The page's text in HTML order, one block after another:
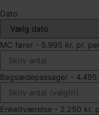
Dato
MC fører - 5.995 kr. pr.
Bagsædepassager - 4.495
Enkeltværelse - 2.250 kr.